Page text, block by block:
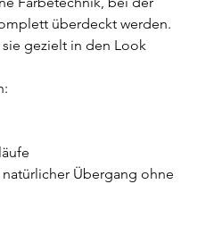
überdeckt werden.
gezielt in den Look
Übergang ohne